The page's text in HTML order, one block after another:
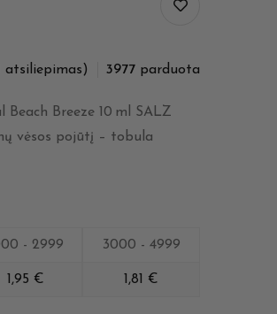
atsiliepimas) 3977 parduota
Breeze 10 ml SALZ
vėsos pojūtį – tobula
- 2999 3000 - 4999
1,95 € 1,81 €